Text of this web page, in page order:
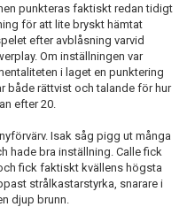
punkteras faktiskt redan tidigt
för att lite bryskt hämtat
efter avblåsning varvid
Om inställningen var
i laget en punktering
både rättvist och talande för hur
efter 20.
Isak såg pigg ut många
hade bra inställning. Calle fick
fick faktiskt kvällens högsta
strålkastarstyrka, snarare i
djup brunn.